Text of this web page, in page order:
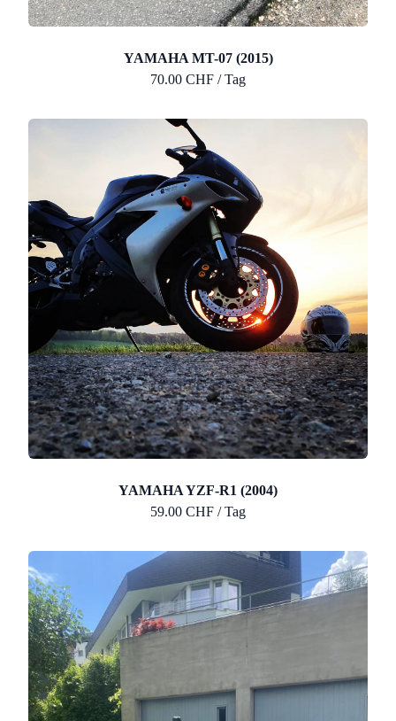
YAMAHA MT-07 (2015)
70.00 CHF / Tag
YAMAHA YZF-R1 (2004)
59.00 CHF / Tag